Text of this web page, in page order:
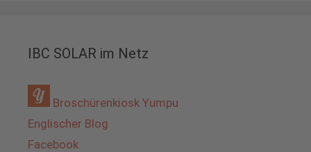
IBC SOLAR im Netz
Broschürenkiosk Yumpu
Englischer Blog
Facebook